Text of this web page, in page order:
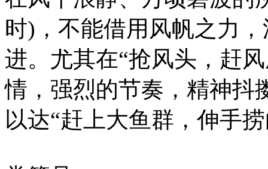
时)，不能借用风帆之力
进。尤其在“抢风头，赶
情，强烈的节奏，精神抖
以达“赶上大鱼群，伸手